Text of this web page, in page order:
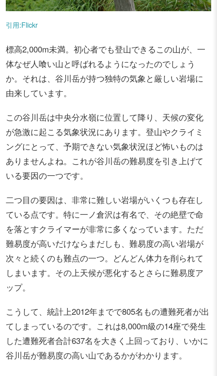
引用:Flickr
標高2,000m未満。初心者でも登山できるこの山が、一
体なぜ人喰い山と呼ばれるようになったのでしょう
か。それは、谷川岳が持つ独特の気象と厳しい岩場に
由来しています。
この谷川岳は中央分水嶺に位置して降り、天候の変化
が急激に起こる気象状況にあります。登山やクライミ
ングにとって、予期できない気象状況ほど怖いものは
ありませんよね。これが谷川岳の難易度を引き上げて
いる要因の一つです。
二つ目の要因は、非常に難しい岩場がいくつも存在し
ている点です。特に一ノ倉沢は有名で、その絶壁で命
を落とすクライマーが非常に多くなっています。ただ
難易度が高いだけならまだしも、難易度の高い岩場が
次々と続くのも難点の一つ。どんどん体力を削られて
しまいます。その上天候が悪化するとさらに難易度ア
ップ。
こうして、統計上2012年までで805名もの遭難死者が出
てしまっているのです。これは8,000m級の14座で発生
した遭難死者合計637名を大きく上回っており、いかに
谷川岳が難易度の高い山であるかがわかります。